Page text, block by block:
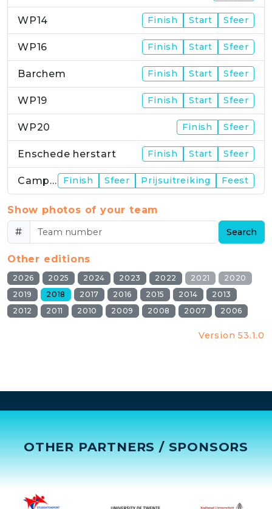
WP14 Finish Start Sfeer
WP16 Finish Start Sfeer
Barchem Finish Start Sfeer
WP19 Finish Start Sfeer
WP20 Finish Sfeer
Enschede herstart Finish Start Sfeer
Campus Finish Sfeer Prijsuitreiking Feest
Show photos of your team
#
Search
Other editions
2026 2025 2024 2023 2022 2021
2020
2019
2018 2017 2016 2015 2014
2013
2012
2011 2010 2009 2008 2007 2006
Version 53.1.0
OTHER PARTNERS / SPONSORS